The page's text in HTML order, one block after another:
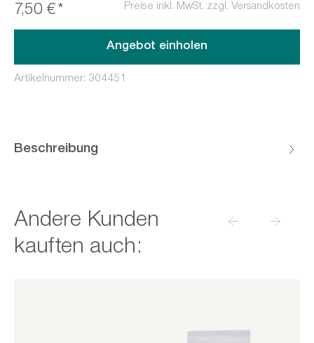
7,50 €* Preise inkl. MwSt. zzgl. Versandkosten
Angebot einholen
Artikelnummer: 304451
Beschreibung
Produktgalerie überspringen
Andere Kunden
kauften auch: